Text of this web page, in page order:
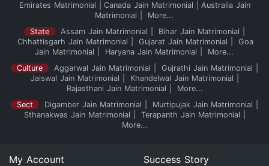
Emirates Matrimonial
Canada Jain Matrimonial
Australia Jain
Matrimonial
More...
State
Assam Jain Matrimonial
Bihar Jain Matrimonial
Chhattisgarh Jain Matrimonial
Gujarat Jain Matrimonial
Goa
Jain Matrimonial
Haryana Jain Matrimonial
More...
Culture
Aggarwal Jain Matrimonial
Gujrathi Jain Matrimonial
Jaiswal Jain Matrimonial
Khandelwal Jain Matrimonial
Rajasthani Jain Matrimonial
More...
Sect
Digamber Jain Matrimonial
Murtipujak Jain Matrimonial
Sthanakwas Jain Matrimonial
Terapanth Jain Matrimonial
More...
My Account Success Story